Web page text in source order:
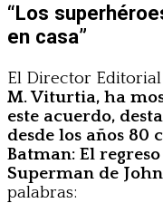
“Los
en casa”
El Director
M. Viturtia, ha
este acuerdo,
desde los años 80
Batman: El
Superman de
palabras: